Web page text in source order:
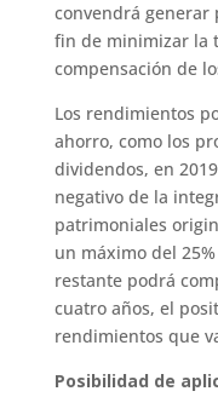
convendrá generar
fin de minimizar la
compensación de
Los rendimientos
ahorro, como los
dividendos, en
negativo de la
patrimoniales
un máximo del
restante podrá
cuatro años, el
rendimientos que
Posibilidad de